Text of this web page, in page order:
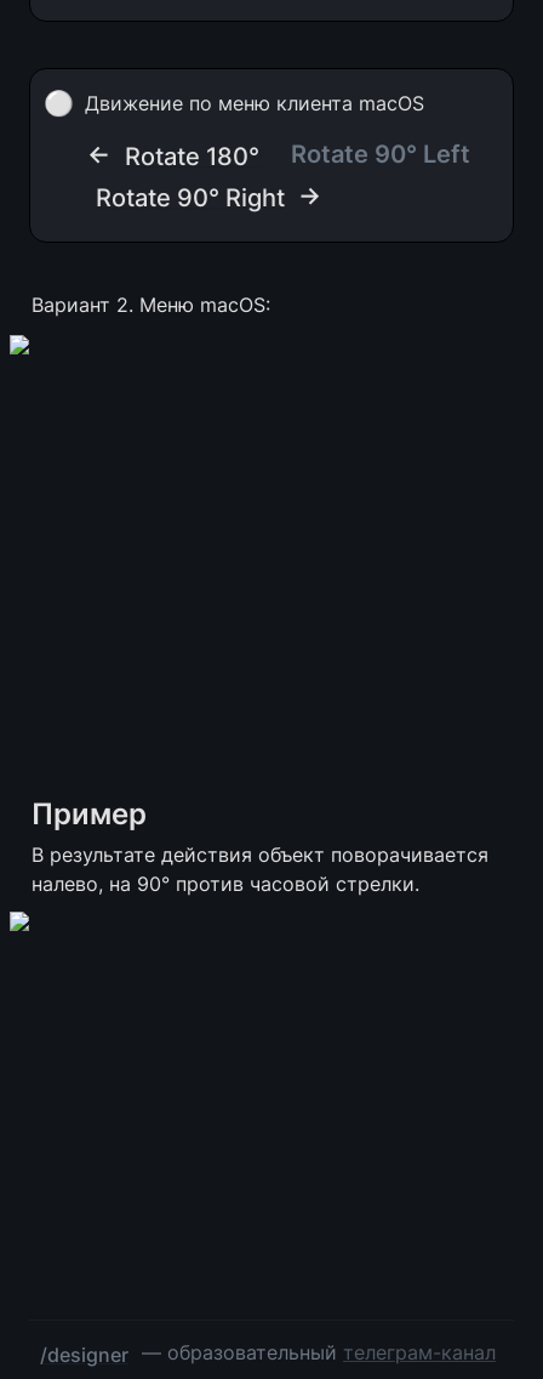
⚪ Движение по меню клиента macOS
← Rotate 180°
Rotate 90° Left
Rotate 90° Right →
Вариант 2. Меню macOS:
Пример
В результате действия объект поворачивается
налево, на 90° против часовой стрелки.
/designer — образовательный телеграм-канал